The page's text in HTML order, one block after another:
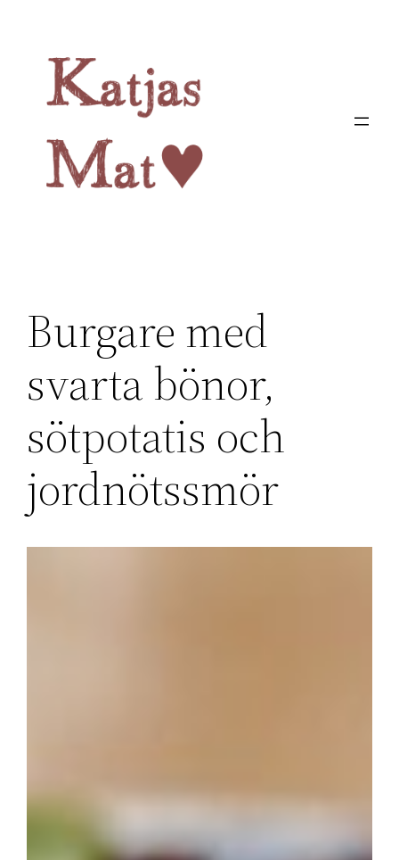
innehåll
Burgare med
svarta bönor,
sötpotatis och
jordnötssmör